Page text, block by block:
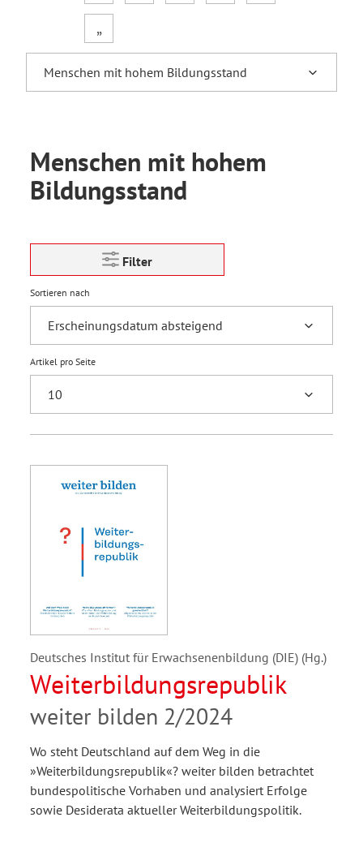
„
Menschen mit hohem
Bildungsstand
Filter
Sortieren nach
Artikel pro Seite
Deutsches Institut für Erwachsenenbildung (DIE) (Hg.)
Weiterbildungsrepublik
weiter bilden 2/2024
Wo steht Deutschland auf dem Weg in die
»Weiterbildungsrepublik«? weiter bilden betrachtet
bundespolitische Vorhaben und analysiert Erfolge
sowie Desiderata aktueller Weiterbildungspolitik.